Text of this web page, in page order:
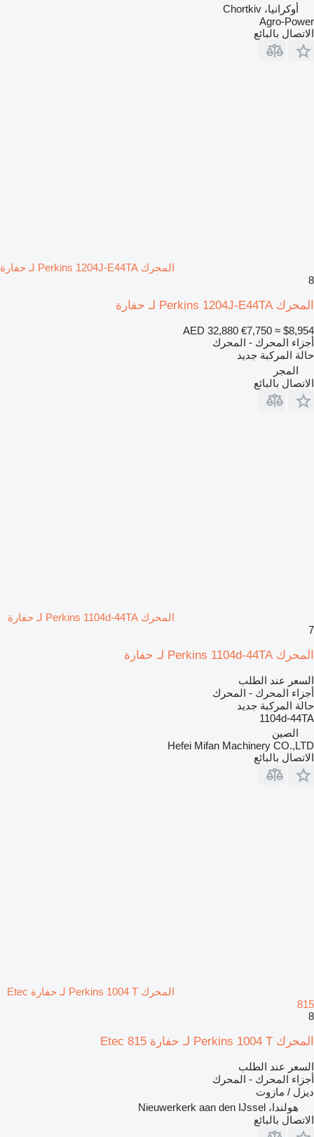
أوكرانيا، Chortkiv
Agro-Power
الاتصال بالبائع
المحرك Perkins 1204J-E44TA لـ حفارة
8
المحرك Perkins 1204J-E44TA لـ حفارة
AED 32,880 €7,750 ≈ $8,954
أجزاء المحرك - المحرك
حالة المركبة جديد
المجر
الاتصال بالبائع
المحرك Perkins 1104d-44TA لـ حفارة
7
المحرك Perkins 1104d-44TA لـ حفارة
السعر عند الطلب
أجزاء المحرك - المحرك
حالة المركبة جديد
1104d-44TA
الصين
Hefei Mifan Machinery CO.,LTD
الاتصال بالبائع
المحرك Perkins 1004 T لـ حفارة Etec
815
8
المحرك Perkins 1004 T لـ حفارة Etec 815
السعر عند الطلب
أجزاء المحرك - المحرك
ديزل / مازوت
هولندا، Nieuwerkerk aan den IJssel
الاتصال بالبائع